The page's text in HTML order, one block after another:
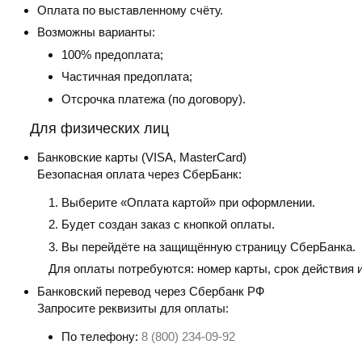
Оплата по выставленному счёту.
Возможны варианты:
100% предоплата;
Частичная предоплата;
Отсрочка платежа (по договору).
Для физических лиц
Банковские карты (VISA, MasterCard)
Безопасная оплата через СберБанк:
Выберите «Оплата картой» при оформлении.
Будет создан заказ с кнопкой оплаты.
Вы перейдёте на защищённую страницу СберБанка.
Для оплаты потребуются: номер карты, срок действия
Банковский перевод через Сбербанк РФ
Запросите реквизиты для оплаты:
По телефону: 8 (800) 234-09-92